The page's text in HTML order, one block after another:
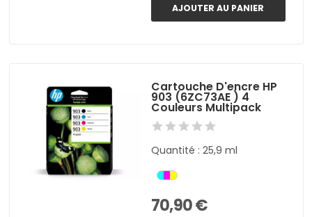
AJOUTER AU PANIER
Cartouche D'encre HP
903 (6ZC73AE ) 4
Couleurs Multipack
Quantité : 25,9 ml
70,90 €